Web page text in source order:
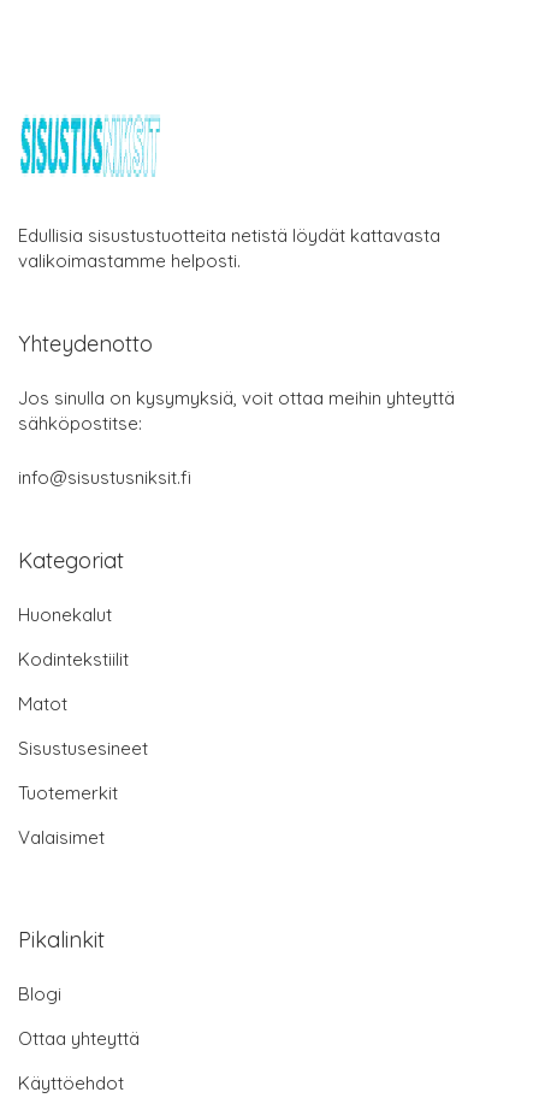
Edullisia sisustustuotteita netistä löydät kattavasta
valikoimastamme helposti.
Yhteydenotto
Jos sinulla on kysymyksiä, voit ottaa meihin yhteyttä
sähköpostitse:
info@sisustusniksit.fi
Kategoriat
Huonekalut
Kodintekstiilit
Matot
Sisustusesineet
Tuotemerkit
Valaisimet
Pikalinkit
Blogi
Ottaa yhteyttä
Käyttöehdot